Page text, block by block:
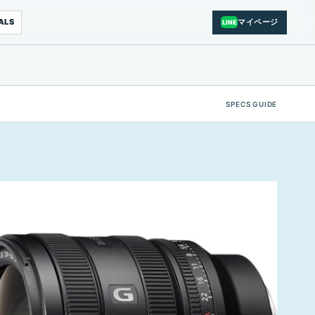
LINEマイページ
SPECS GUIDE